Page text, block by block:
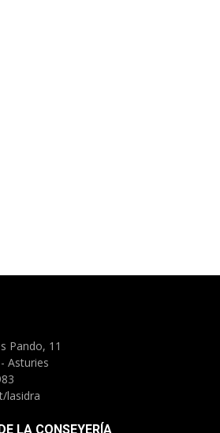
Pando, 11
Asturies
lasidra
LA CONSEYERÍA